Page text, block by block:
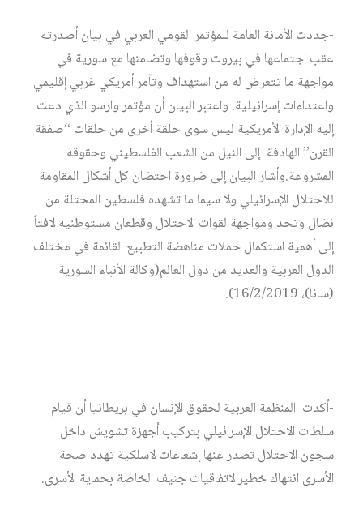
-جددت الأمانة العامة للمؤتمر القومي العربي في بيان أصدرته
عقب اجتماعها في بيروت وقوفها وتضامنها مع سورية في
مواجهة ما تتعرض له من استهداف وتآمر أمريكي غربي إقليمي
واعتداءات إسرائيلية. واعتبر البيان أن مؤتمر وارسو الذي دعت
إليه الإدارة الأمريكية ليس سوى حلقة أخرى من حلقات “صفقة
القرن” الهادفة إلى النيل من الشعب الفلسطيني وحقوقه
المشروعة.وأشار البيان إلى ضرورة احتضان كل أشكال المقاومة
للاحتلال الإسرائيلي ولا سيما ما تشهده فلسطين المحتلة من
نضال وتحد ومواجهة لقوات الاحتلال وقطعان مستوطنيه لافتاً
إلى أهمية استكمال حملات مناهضة التطبيع القائمة في مختلف
الدول العربية والعديد من دول العالم(وكالة الأنباء السورية
(سانا)، 16/2/2019).
-أكدت المنظمة العربية لحقوق الإنسان في بريطانيا أن قيام
سلطات الاحتلال الإسرائيلي بتركيب أجهزة تشويش داخل
سجون الاحتلال تصدر عنها إشعاعات لاسلكية تهدد صحة
الأسرى انتهاك خطير لاتفاقيات جنيف الخاصة بحماية الأسرى.